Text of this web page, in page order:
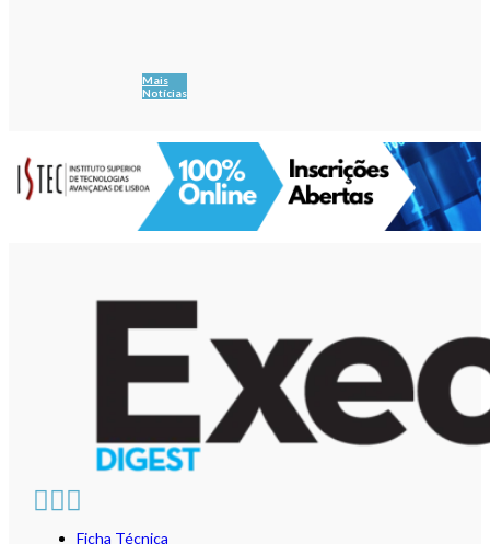
Mais
Notícias
Ficha Técnica